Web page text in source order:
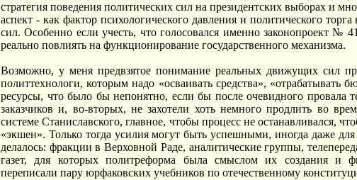
стратегия поведения политических сил на президентских выборах и
аспект - как фактор психологического давления и политического
сил. Особенно если учесть, что голосовался именно законопроект
реально повлиять на функционирование государственного механизма.
Возможно, у меня предвзятое понимание реальных движущих сил
политтехнологи, которым надо «осваивать средства»,
ресурсы, что было бы непонятно, если бы после очевидного провала
заказчиков и, во-вторых, не захотели хоть немного продлить во
системе Станиславского, главное, чтобы процесс не останавливался,
«экшен». Только тогда усилия могут быть успешными, иногда даже
делалось: фракции в Верховной Раде, аналитические группы,
газет, для которых политреформа была смыслом их создания и
переписали пару юрфаковских учебников по отечественному